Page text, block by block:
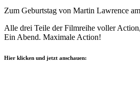
Zum Geburtstag von Martin Lawrence
Alle drei Teile der Filmreihe voller
Ein Abend. Maximale Action!
Hier klicken und jetzt anschauen: